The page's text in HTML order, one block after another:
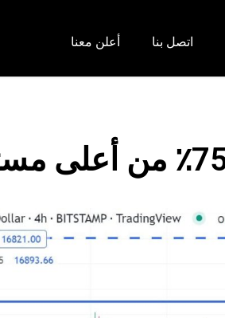
اتصل بنا أعلن معنا